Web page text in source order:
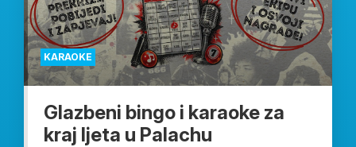
KARAOKE
Glazbeni bingo i karaoke za
kraj ljeta u Palachu